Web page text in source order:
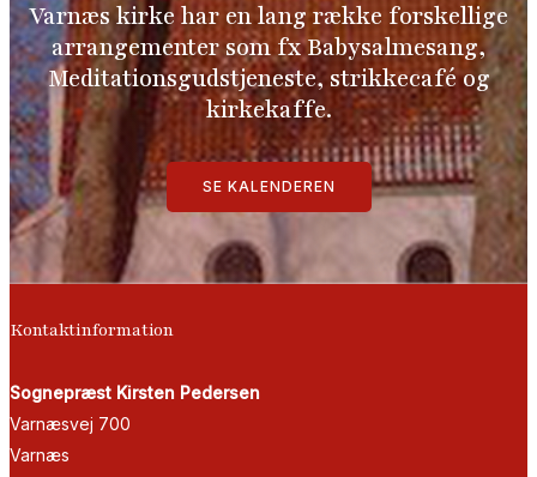
Varnæs kirke har en lang række forskellige
arrangementer som fx Babysalmesang,
Meditationsgudstjeneste, strikkecafé og
kirkekaffe.
SE KALENDEREN
Kontaktinformation
Sognepræst Kirsten Pedersen
Varnæsvej 700
Varnæs